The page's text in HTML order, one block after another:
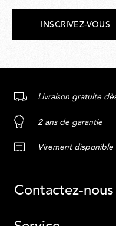
INSCRIVEZ-VOUS
Livraison gratuite
2 ans de garantie
Virement
Contactez-nous